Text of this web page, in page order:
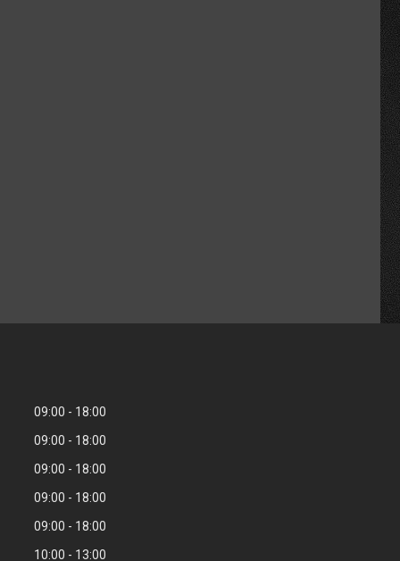
09:00
18:00
09:00
18:00
09:00
18:00
09:00
18:00
09:00
18:00
10:00
13:00